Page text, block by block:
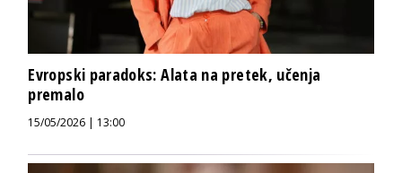
Evropski paradoks: Alata na pretek, učenja
premalo
15/05/2026 | 13:00